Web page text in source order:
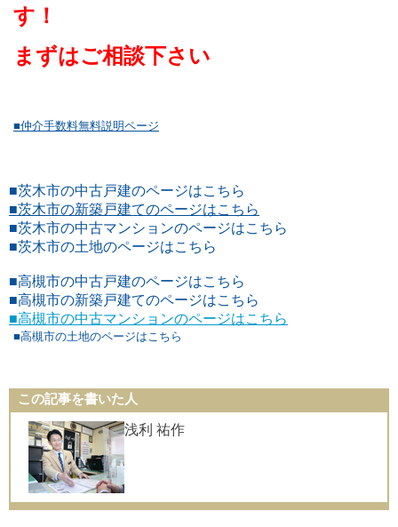
す！
まずはご相談下さい
■仲介手数料無料説明ページ
■茨木市の中古戸建のページはこちら
■茨木市の新築戸建てのページはこちら
■茨木市の中古マンションのページはこちら
■茨木市の土地のページはこちら
■高槻市の中古戸建のページはこちら
■高槻市の新築戸建てのページはこちら
■高槻市の中古マンションのページはこちら
■高槻市の土地のページはこちら
この記事を書いた人
浅利 祐作